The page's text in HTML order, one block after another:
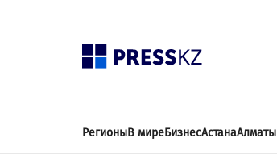
РегионыВ миреБизнесАстанаАлматы